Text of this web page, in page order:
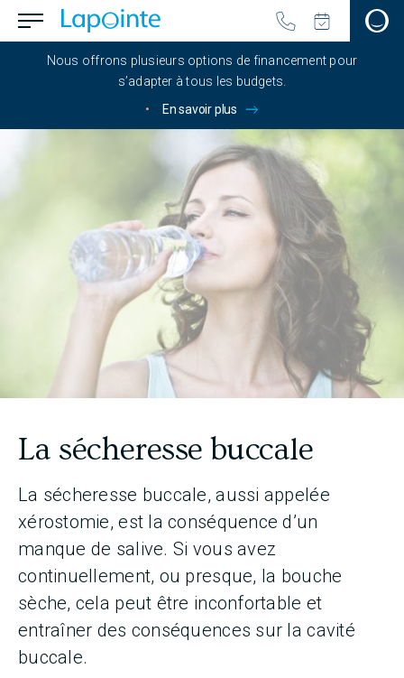
Passer au contenu principal
Aller à la page d'accueil
menu.button_open
Nous offrons plusieurs options de financement pour
s’adapter à tous les budgets.
•
En savoir plus
La sécheresse buccale
La sécheresse buccale, aussi appelée
xérostomie, est la conséquence d’un
manque de salive. Si vous avez
continuellement, ou presque, la bouche
sèche, cela peut être inconfortable et
entraîner des conséquences sur la cavité
buccale.